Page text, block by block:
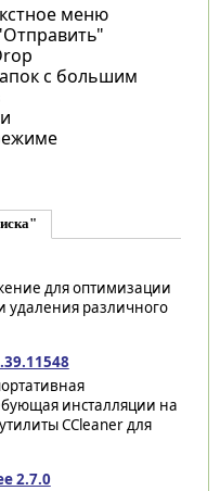
меню
с большим
для оптимизации
удаления различного
инсталляции на
CCleaner для
2.7.0